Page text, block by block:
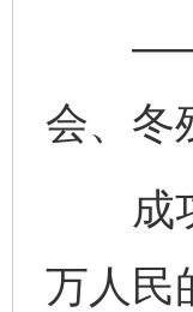
会、冬
成功
万人民